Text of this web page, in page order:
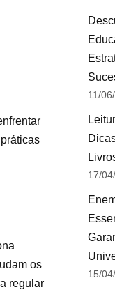
os
regular
11/
17/
15/